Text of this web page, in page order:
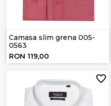
Camasa slim grena 005-
0563
RON 119,00